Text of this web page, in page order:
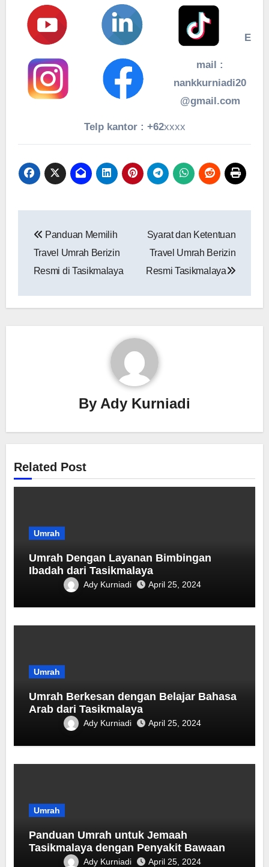
E
mail :
nankkurniadi20
@gmail.com
Telp kantor : +62xxxx
pos
Panduan Memilih
Travel Umrah Berizin
Resmi di Tasikmalaya
Syarat dan Ketentuan
Travel Umrah Berizin
Resmi Tasikmalaya
By Ady Kurniadi
Related Post
Umrah
Umrah Dengan Layanan Bimbingan
Ibadah dari Tasikmalaya
Ady Kurniadi April 25, 2024
Umrah
Umrah Berkesan dengan Belajar Bahasa
Arab dari Tasikmalaya
Ady Kurniadi April 25, 2024
Umrah
Panduan Umrah untuk Jemaah
Tasikmalaya dengan Penyakit Bawaan
Ady Kurniadi April 25, 2024